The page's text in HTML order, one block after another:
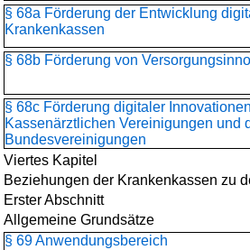
§ 68a Förderung der Entwicklung
Krankenkassen
§ 68b Förderung von
§ 68c Förderung digitaler
Kassenärztlichen Vereinigungen und
Bundesvereinigungen
Viertes Kapitel
Beziehungen der Krankenkassen zu
Erster Abschnitt
Allgemeine Grundsätze
§ 69 Anwendungsbereich